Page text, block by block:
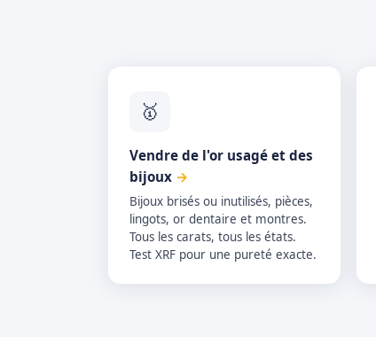
🥇
Vendre de l'or usagé et des
bijoux →
Bijoux brisés ou inutilisés, pièces,
lingots, or dentaire et montres.
Tous les carats, tous les états.
Test XRF pour une pureté exacte.